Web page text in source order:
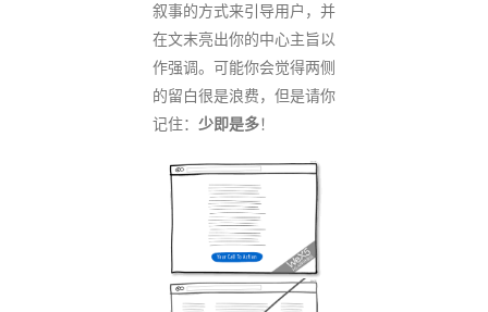
叙事的方式来引导用户，并
在文末亮出你的中心主旨以
作强调。可能你会觉得两侧
的留白很是浪费，但是请你
记住： 少即是多！